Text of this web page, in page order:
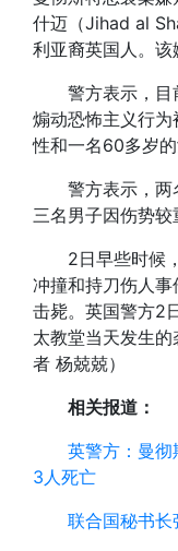
什迈（Jihad al
利亚裔英国人。该
警方表示，目
煽动恐怖主义行
性和一名60多岁的
警方表示，两
三名男子因伤势较
2日早些时候，
冲撞和持刀伤人
击毙。英国警方2
太教堂当天发生
者 杨兢兢）
相关报道：
英警方：曼彻
3人死亡
联合国秘书